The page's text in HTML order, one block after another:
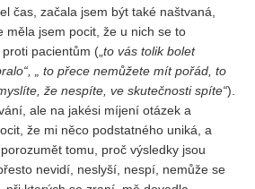
čas, začala jsem být také naštvaná,
měla jsem pocit, že u nich se to
pacientům („ to vás tolik bolet
„ to přece nemůžete mít pořád, to
že nespíte, ve skutečnosti spíte“).
ale na jakési míjení otázek a
že mi něco podstatného uniká, a
tomu, proč výsledky jsou
nevidí, neslyší, nespí, nemůže se